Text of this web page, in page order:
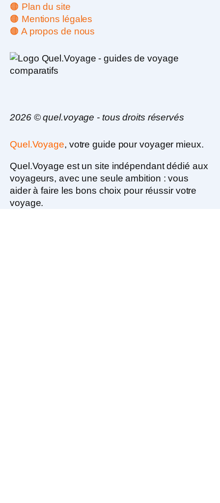
🟠 Plan du site
🟠 Mentions légales
🟠 A propos de nous
2026 © quel.voyage - tous droits réservés
Quel.Voyage, votre guide pour voyager mieux.
Quel.Voyage est unsite indépendant dédié aux
voyageurs, avec une seule ambition :vous
aider à faire les bons choix pour réussir votre
voyage.